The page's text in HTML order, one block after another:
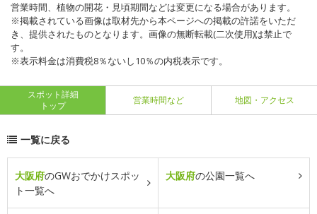
営業時間、植物の開花・見頃期間などは変更になる場合があります。
※掲載されている画像は取材先から本ページへの掲載の許諾をいただ
き、提供されたものとなります。画像の無断転載(二次使用)は禁止で
す。
※表示料金は消費税8％ないし10％の内税表示です。
スポット詳細
トップ
営業時間など 地図・アクセス
一覧に戻る
大阪府のGWおでかけスポッ
ト一覧へ
大阪府の公園一覧へ